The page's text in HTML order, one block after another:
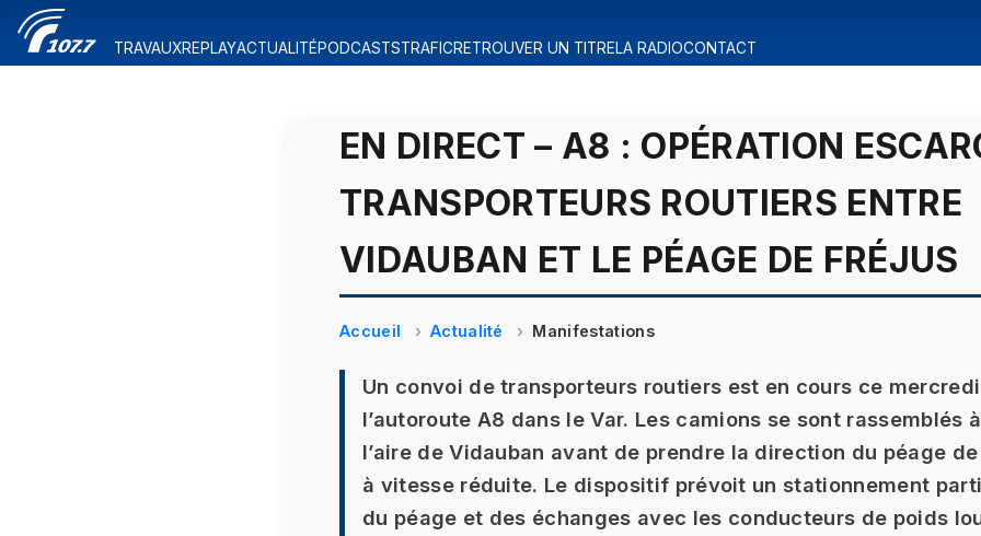
TRAVAUXREPLAYACTUALITÉPODCASTSTRAFICRETROUVER UN TITRELA RADIOCONTACT
EN DIRECT – A8 : OPÉRATION
TRANSPORTEURS ROUTIERS ENTRE
VIDAUBAN ET LE PÉAGE DE FRÉJUS
Accueil Actualité Manifestations
Un convoi de transporteurs routiers est en cours ce
l’autoroute A8 dans le Var. Les camions se sont rassemblés
l’aire de Vidauban avant de prendre la direction du péage de
à vitesse réduite. Le dispositif prévoit un stationnement
du péage et des échanges avec les conducteurs de poids